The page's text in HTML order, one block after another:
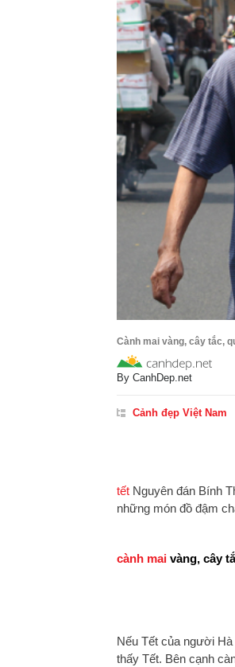
Cành mai vàng, cây tắc,
By CanhDep.net
Cảnh đẹp Việt Nam
tết Nguyên đán Bính
những món đồ đậm
cành mai vàng, cây
Nếu Tết của người
thấy Tết. Bên cạnh